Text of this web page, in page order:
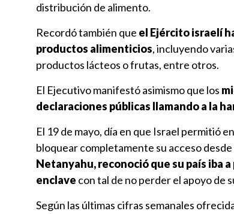
distribución de alimento.
Recordó también que el Ejército israelí
productos alimenticios, incluyendo
productos lácteos o frutas, entre otros.
El Ejecutivo manifestó asimismo que los
declaraciones públicas llamando a la
El 19 de mayo, día en que Israel permitió
bloquear completamente su acceso
Netanyahu, reconoció que su país iba
enclave con tal de no perder el apoyo de
Según las últimas cifras semanales